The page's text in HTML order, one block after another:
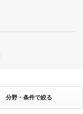
分野・条件で絞る